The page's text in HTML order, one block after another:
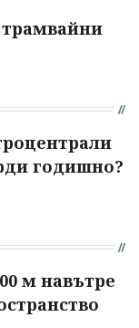
трамвайни
годишно?
м навътре